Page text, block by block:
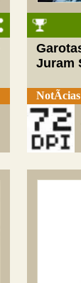
Juram
NotÃ­cias